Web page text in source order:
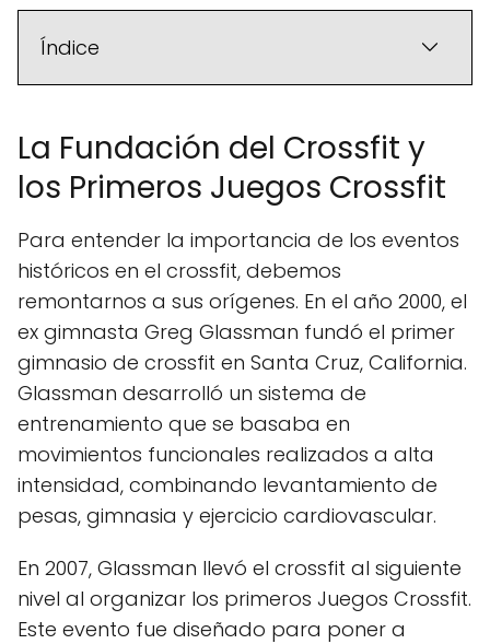
Índice
La Fundación del Crossfit y
los Primeros Juegos Crossfit
Para entender la importancia de los eventos
históricos en el crossfit, debemos
remontarnos a sus orígenes. En el año 2000, el
ex gimnasta Greg Glassman fundó el primer
gimnasio de crossfit en Santa Cruz, California.
Glassman desarrolló un sistema de
entrenamiento que se basaba en
movimientos funcionales realizados a alta
intensidad, combinando levantamiento de
pesas, gimnasia y ejercicio cardiovascular.
En 2007, Glassman llevó el crossfit al siguiente
nivel al organizar los primeros Juegos Crossfit.
Este evento fue diseñado para poner a